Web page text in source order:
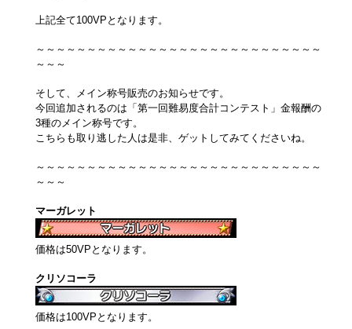
上記全て100VPとなります。
～～～～～～～～～～～～～～～～～～～～～～～～～～～～
～～～
そして、メイン称号販売のお知らせです。
今回追加されるのは「第一回難易度合計コンテスト」金報酬の
3種のメイン称号です。
こちらも取り逃した人は是非、ゲットしてみてくださいね。
～～～～～～～～～～～～～～～～～～～～～～～～～～～～
～～～
マーガレット
価格は50VPとなります。
クリソコーラ
価格は100VPとなります。